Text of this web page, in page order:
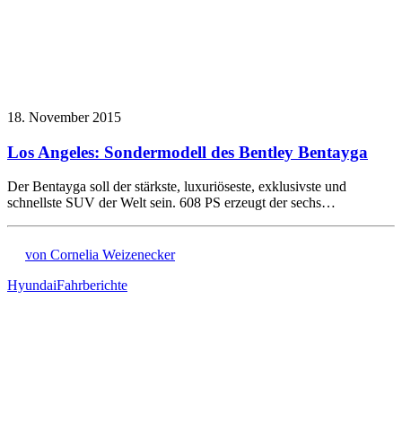
18. November 2015
Los Angeles: Sondermodell des Bentley Bentayga
Der Bentayga soll der stärkste, luxuriöseste, exklusivste und
schnellste SUV der Welt sein. 608 PS erzeugt der sechs…
von Cornelia Weizenecker
HyundaiFahrberichte